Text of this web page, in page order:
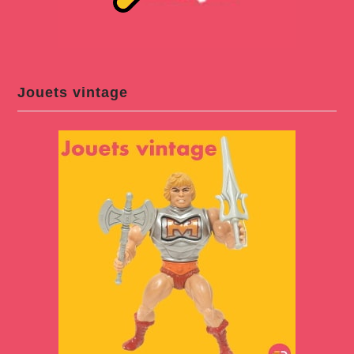
Jouets vintage